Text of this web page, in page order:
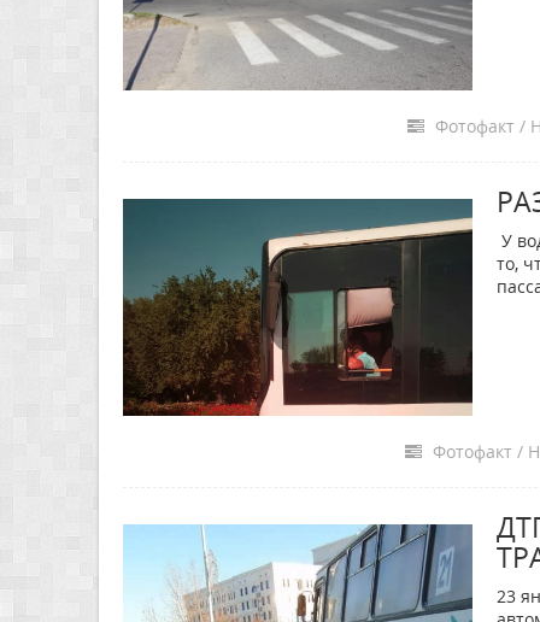
Фотофакт /
У
то,
Фотофакт /
23